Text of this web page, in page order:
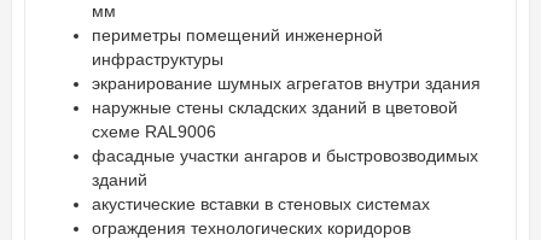
мм
периметры помещений инженерной
инфраструктуры
экранирование шумных агрегатов внутри здания
наружные стены складских зданий в цветовой
схеме RAL9006
фасадные участки ангаров и быстровозводимых
зданий
акустические вставки в стеновых системах
ограждения технологических коридоров